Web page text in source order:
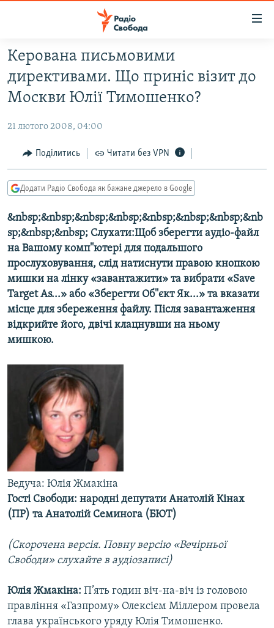
Перейти
до
основного
матеріалу
до
навігації
Перейти
до
РАДІО СВОБОДА – 70 РОКІВ
ВСЕ ЗА ДОБУ
ПОЛІТИКА
ЕКОНОМІКА
КУЛЬТУРА
СПОРТ
УКРАЇНА
СВІТ
ВІЙНА
РОСІЙСЬКА «ФІЛЬТРАЦІЯ»
КРИМ.РЕАЛІЇ
ТИ ЯК?
СХЕМИ
КИТАЙ.ВИКЛИКИ
МУЛЬТИМЕДІА
ФОТО
СПЕЦПРОЄКТИ
КРИМ РЕАЛІЇ
РУС
КТАТ
Усі сайти RFE/RL
Керована письмовими
директивами. Що приніс візит до
Москви Юлії Тимошенко?
21 лютого 2008, 04:00
Поділитись Читати без VPN
Додати Радіо Свобода як бажане джерело в Google
&nbsp;&nbsp;&nbsp;&nbsp;&nbsp;&nbsp;&nbsp;&nb
sp;&nbsp;&nbsp; Слухати:Щоб зберегти аудіо-файл
на Вашому комп''ютері для подальшого
прослуховування, слід натиснути правою кнопкою
мишки на лінку «завантажити» та вибрати «Save
Target As...» або «Зберегти Об''єкт Як...» та вказати
місце для збереження файлу. Після завантаження
відкрийте його, двічі клацнувши на ньому
мишкою.
Ведуча: Юлія Жмакіна
Гості Свободи: народні депутати Анатолій Кінах
(ПР) та Анатолій Семинога (БЮТ)
(Скорочена версія. Повну версію «Вечірньої
Свободи» слухайте в аудіозаписі)
Юлія Жмакіна: П’ять годин віч-на-віч із головою
правління «Газпрому» Олексієм Міллером провела
глава українського уряду Юлія Тимошенко.